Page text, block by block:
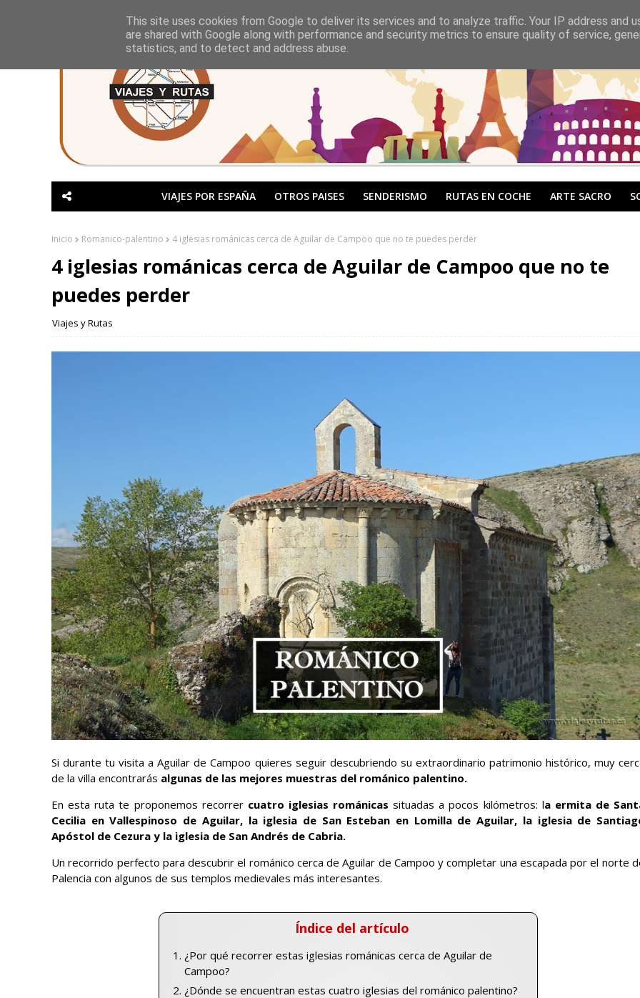
VIAJES POR ESPAÑA OTROS PAISES SENDERISMO RUTAS EN COCHE ARTE SACRO
Inicio Romanico-palentino 4 iglesias románicas cerca de Aguilar de Campoo que no te puedes perder
4 iglesias románicas cerca de Aguilar de Campoo que no te
puedes perder
Viajes y Rutas
Si durante tu visita a Aguilar de Campoo quieres seguir descubriendo su extraordinario patrimonio histórico, muy
de la villa encontrarás algunas de las mejores muestras del románico palentino.
En esta ruta te proponemos recorrer cuatro iglesias románicas situadas a pocos kilómetros: la ermita de
Cecilia en Vallespinoso de Aguilar, la iglesia de San Esteban en Lomilla de Aguilar, la iglesia de
Apóstol de Cezura y la iglesia de San Andrés de Cabria.
Un recorrido perfecto para descubrir el románico cerca de Aguilar de Campoo y completar una escapada por el norte
Palencia con algunos de sus templos medievales más interesantes.
Índice del artículo
¿Por qué recorrer estas iglesias románicas cerca de Aguilar de
Campoo?
¿Dónde se encuentran estas cuatro iglesias del románico palentino?
This site uses cookies from Google to deliver its services and to analyze traffic. Your IP address and
are shared with Google along with performance and security metrics to ensure quality of service,
statistics, and to detect and address abuse.